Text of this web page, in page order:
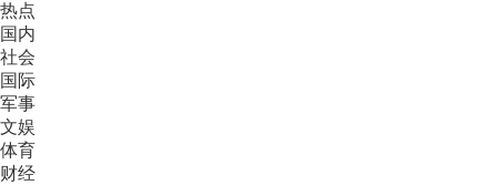
热点
国内
社会
国际
军事
文娱
体育
财经